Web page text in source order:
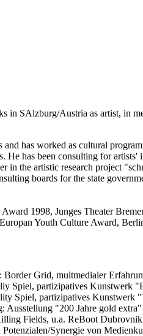
SAlzburg/Austria as artist, in
has worked as cultural
has been consulting for
in the artistic research project
boards for the state
1998, Junges Theater
Youth Culture Award,
Grid, multmedialer
Spiel, partizipatives Kunstwerk
Spiel, partizipatives
Ausstellung "200 Jahre gold
Fields, u.a. ReBoot Dubrovnik
Potenzialen/Synergie von